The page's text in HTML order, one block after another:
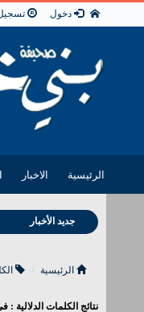
دخول
الرئيسية الاخبار
جديد الأخبار
الرئيسية
نتائج الكلمات الدلالية :